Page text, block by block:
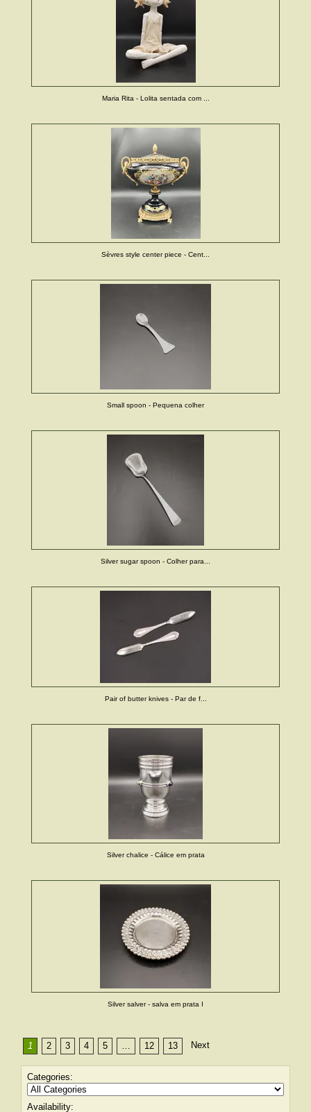
Maria Rita - Lolita sentada com ...
Sèvres style center piece - Cent...
Small spoon - Pequena colher
Silver sugar spoon - Colher para...
Pair of butter knives - Par de f...
Silver chalice - Cálice em prata
Silver salver - salva em prata I
1 2 3 4 5 12 13 Next
Categories:
Availability: